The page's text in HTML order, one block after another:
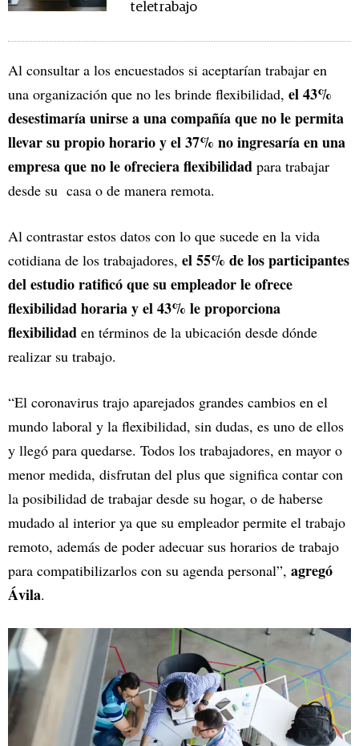
teletrabajo
Al consultar a los encuestados si aceptarían trabajar en
una organización que no les brinde flexibilidad, el 43%
desestimaría unirse a una compañía que no le permita
llevar su propio horario y el 37% no ingresaría en una
empresa que no le ofreciera flexibilidad para trabajar
desde su casa o de manera remota.
Al contrastar estos datos con lo que sucede en la vida
cotidiana de los trabajadores, el 55% de los participantes
del estudio ratificó que su empleador le ofrece
flexibilidad horaria y el 43% le proporciona
flexibilidad en términos de la ubicación desde dónde
realizar su trabajo.
“El coronavirus trajo aparejados grandes cambios en el
mundo laboral y la flexibilidad, sin dudas, es uno de ellos
y llegó para quedarse. Todos los trabajadores, en mayor o
menor medida, disfrutan del plus que significa contar con
la posibilidad de trabajar desde su hogar, o de haberse
mudado al interior ya que su empleador permite el trabajo
remoto, además de poder adecuar sus horarios de trabajo
para compatibilizarlos con su agenda personal”, agregó
Ávila.